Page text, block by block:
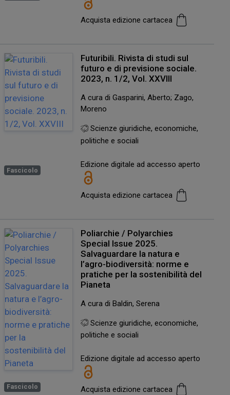
Acquista edizione cartacea
Fascicolo
Futuribili. Rivista di studi sul
futuro e di previsione sociale.
2023, n. 1/2, Vol. XXVIII
A cura di Gasparini, Aberto; Zago,
Moreno
Scienze giuridiche, economiche,
politiche e sociali
Edizione digitale ad accesso aperto
Acquista edizione cartacea
Fascicolo
Poliarchie / Polyarchies
Special Issue 2025.
Salvaguardare la natura e
l’agro-biodiversità: norme e
pratiche per la sostenibilità del
Pianeta
A cura di Baldin, Serena
Scienze giuridiche, economiche,
politiche e sociali
Edizione digitale ad accesso aperto
Acquista edizione cartacea